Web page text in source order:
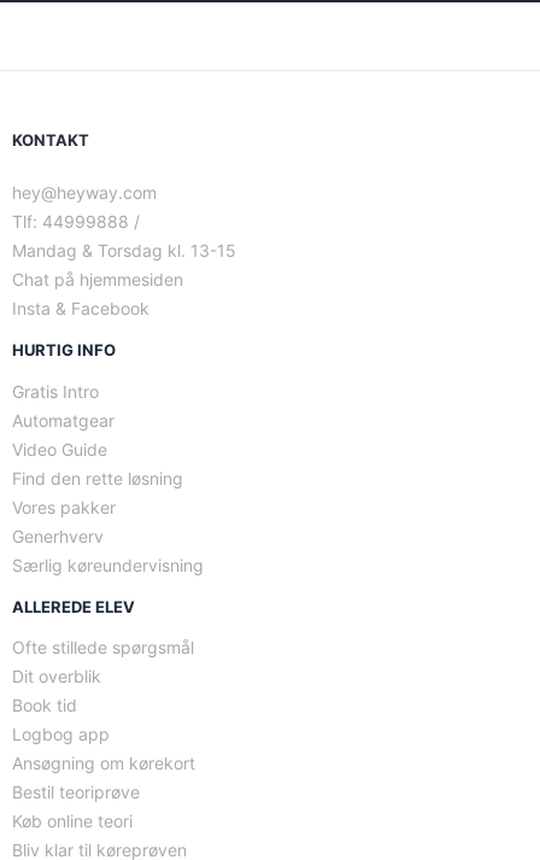
KONTAKT
hey@heyway.com
Tlf: 44999888 /
Mandag & Torsdag kl. 13-15
Chat på hjemmesiden
Insta & Facebook
HURTIG INFO
Gratis Intro
Automatgear
Video Guide
Find den rette løsning
Vores pakker
Generhverv
Særlig køreundervisning
ALLEREDE ELEV
Ofte stillede spørgsmål
Dit overblik
Book tid
Logbog app
Ansøgning om kørekort
Bestil teoriprøve
Køb online teori
Bliv klar til køreprøven